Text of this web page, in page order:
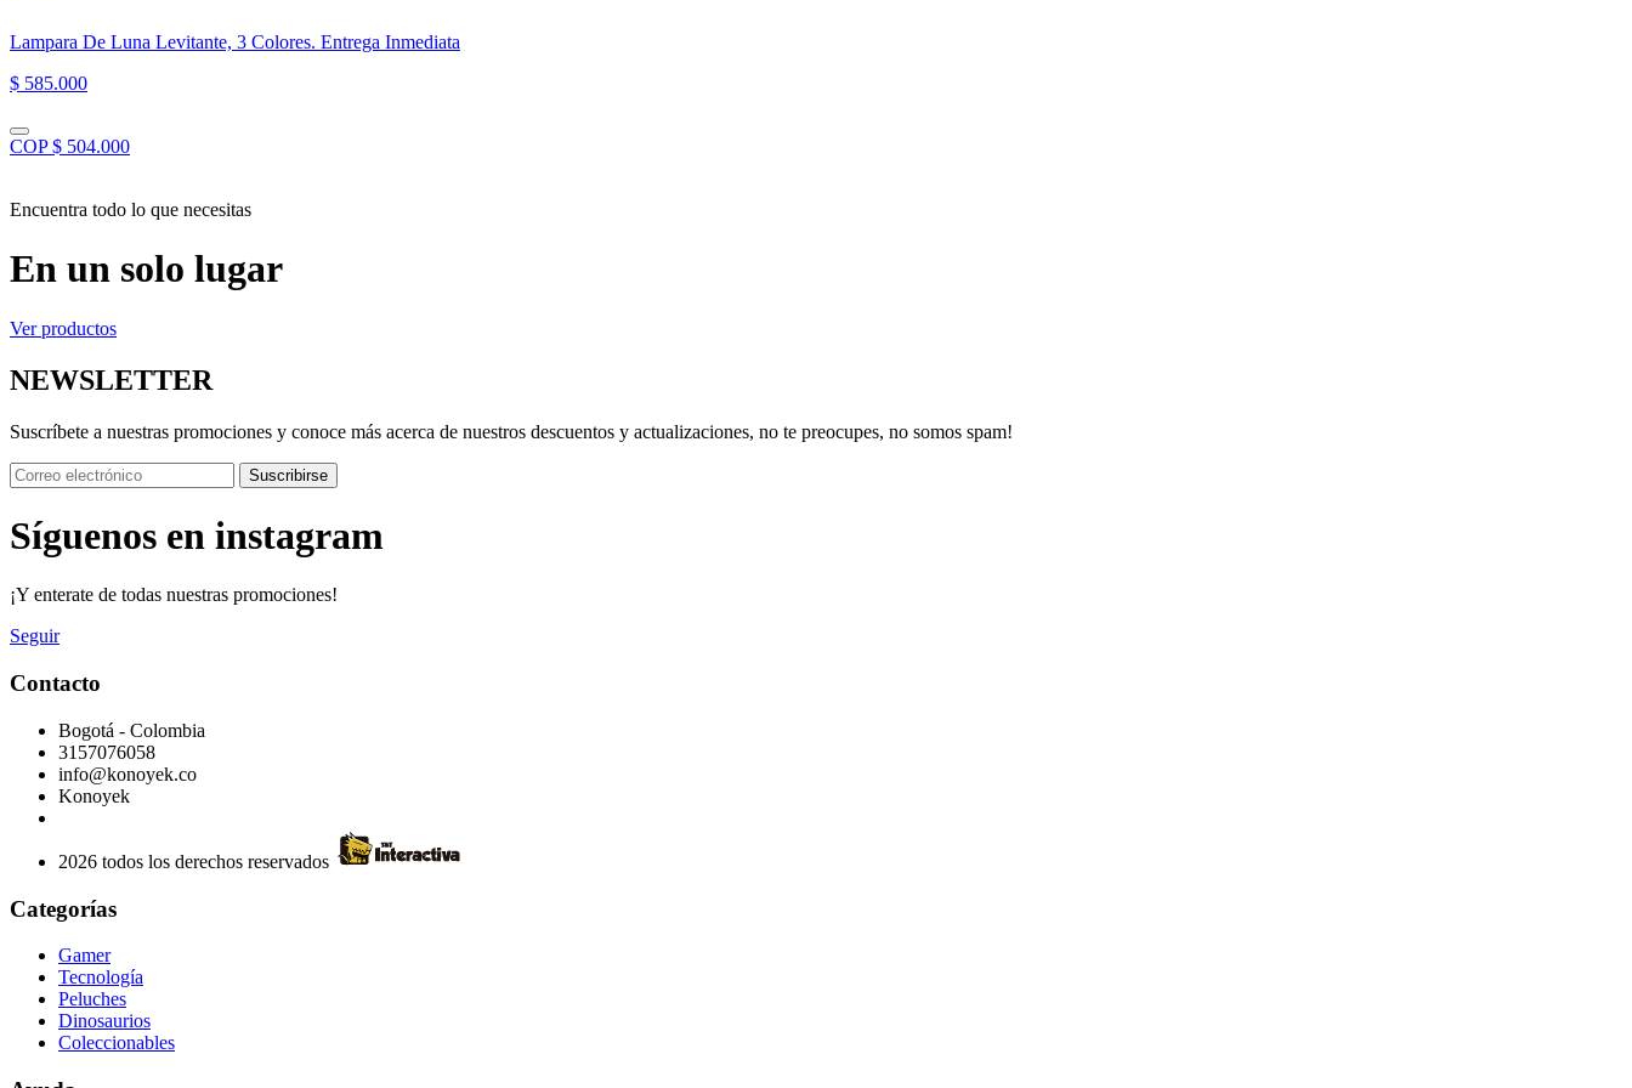
Lampara De Luna Levitante, 3 Colores. Entrega Inmediata
$ 585.000
COP $ 504.000
Encuentra todo lo que necesitas
En un solo lugar
Ver productos
NEWSLETTER
Suscríbete a nuestras promociones y conoce más acerca de nuestros descuentos y actualizaciones, no te preocupes, no somos spam!
Suscribirse
Síguenos en instagram
¡Y enterate de todas nuestras promociones!
Seguir
Contacto
Bogotá - Colombia
3157076058
info@konoyek.co
Konoyek
2026 todos los derechos reservados
Categorías
Gamer
Tecnología
Peluches
Dinosaurios
Coleccionables